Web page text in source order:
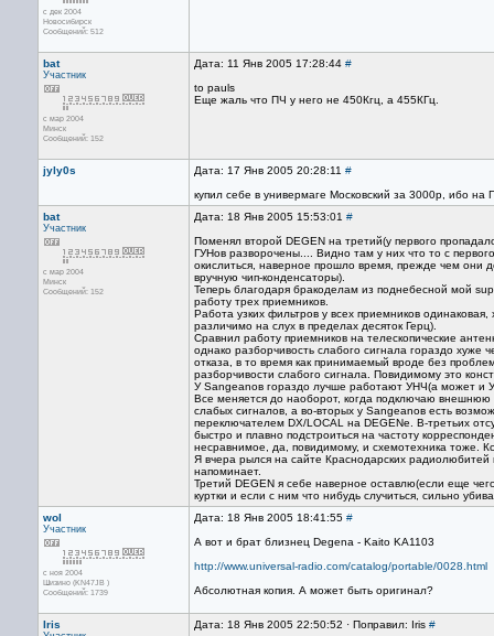
с дек 2004
Новосибирск
Сообщений: 512
bat
Участник
с мар 2004
Минск
Сообщений: 152
Дата: 11 Янв 2005 17:28:44 #
to pauls
Еще жаль что ПЧ у него не 450Кгц, а 455КГц.
jyly0s Дата: 17 Янв 2005 20:28:11 #
купил себе в универмаге Московский за 3000р, ибо
bat
Участник
с мар 2004
Минск
Сообщений: 152
Дата: 18 Янв 2005 15:53:01 #
Поменял второй DEGEN на третий(у первого
ГУНов разворочены.... Видно там у них что то с
окислиться, наверное прошло время, прежде чем они
вручную чип-конденсаторы).
Теперь благодаря бракоделам из поднебесной мой
работу трех приемников.
Работа узких фильтров у всех приемников
различимо на слух в пределах десяток Герц).
Сравнил работу приемников на телескопические
однако разборчивость слабого сигнала гораздо
отказа, в то время как принимаемый вроде без
разборчивости слабого сигнала. Повидимому это
У Sangeanов гораздо лучше работают УНЧ(а может и
Все меняется до наоборот, когда подключаю внешнюю
слабых сигналов, а во-вторых у Sangeanов есть
переключателем DX/LOCAL на DEGENе. В-третьих
быстро и плавно подстроиться на частоту
несравнимое, да, повидимому, и схемотехника тоже.
Я вчера рылся на сайте Краснодарских
напоминает.
Третий DEGEN я себе наверное оставлю(если еще
куртки и если с ним что нибудь случиться, сильно
wol
Участник
с ноя 2004
Шизино (KN47JB )
Сообщений: 1739
Дата: 18 Янв 2005 18:41:55 #
А вот и брат близнец Degena - Kaito KA1103
http://www.universal-radio.com/catalog/portable/0028.html
Абсолютная копия. А может быть оригинал?
Iris Дата: 18 Янв 2005 22:50:52 · Поправил: Iris #